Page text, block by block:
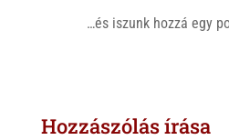
…és iszunk hozzá egy
Hozzászólás írása